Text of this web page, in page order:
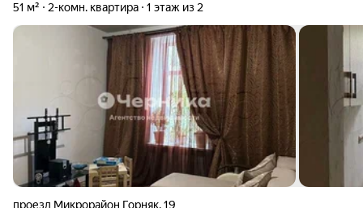
51 м² 2-комн. квартира 1 этаж из 2
проезд Микрорайон Горняк,19